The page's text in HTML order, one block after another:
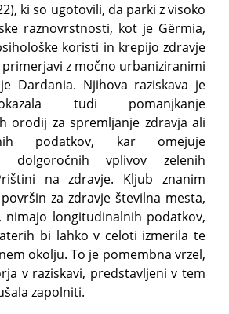
ki so ugotovili, da parki z visoko
raznovrstnosti, kot je Gërmia,
koristi in krepijo zdravje
primerjavi z močno urbaniziranimi
Dardania. Njihova raziskava je
tudi pomanjkanje
orodij za spremljanje zdravja ali
podatkov, kar omejuje
dolgoročnih vplivov zelenih
na zdravje. Kljub znanim
za zdravje številna mesta,
nimajo longitudinalnih podatkov,
bi lahko v celoti izmerila te
okolju. To je pomembna vrzel,
v raziskavi, predstavljeni v tem
zapolniti.